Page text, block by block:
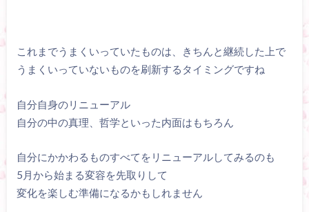
これまでうまくいっていたものは、きちんと継続した上で
うまくいっていないものを刷新するタイミングですね
自分自身のリニューアル
自分の中の真理、哲学といった内面はもちろん
自分にかかわるものすべてをリニューアルしてみるのも
5月から始まる変容を先取りして
変化を楽しむ準備になるかもしれません